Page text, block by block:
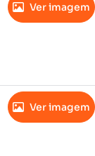
Ver imagem
Ver imagem